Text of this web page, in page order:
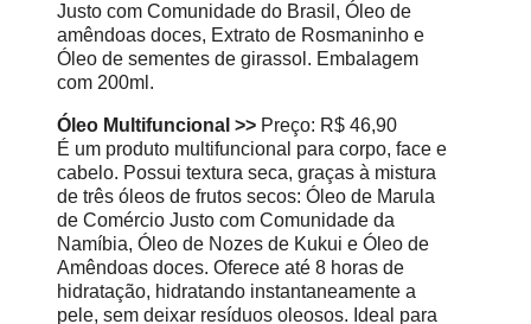
Justo com Comunidade do Brasil, Óleo de
amêndoas doces, Extrato de Rosmaninho e
Óleo de sementes de girassol. Embalagem
com 200ml.
Óleo Multifuncional >>Preço: R$ 46,90
É um produto multifuncional para corpo, face e
cabelo. Possui textura seca, graças à mistura
de três óleos de frutos secos: Óleo de Marula
de Comércio Justo com Comunidade da
Namíbia, Óleo de Nozes de Kukui e Óleo de
Amêndoas doces. Oferece até 8 horas de
hidratação, hidratando instantaneamente a
pele, sem deixar resíduos oleosos. Ideal para